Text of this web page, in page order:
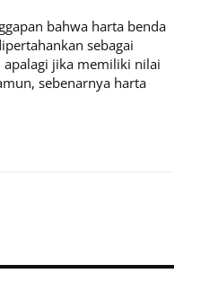
bahwa harta benda
sebagai
jika memiliki nilai
sebenarnya harta